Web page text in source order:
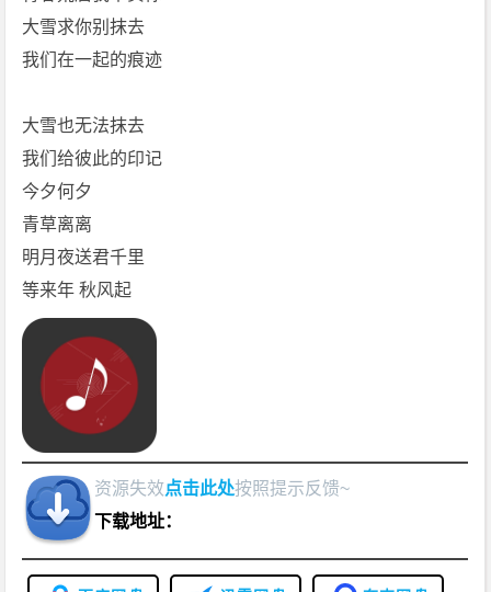
大雪求你别抹去
我们在一起的痕迹
大雪也无法抹去
我们给彼此的印记
今夕何夕
青草离离
明月夜送君千里
等来年 秋风起
资源失效点击此处按照提示反馈~
下载地址：